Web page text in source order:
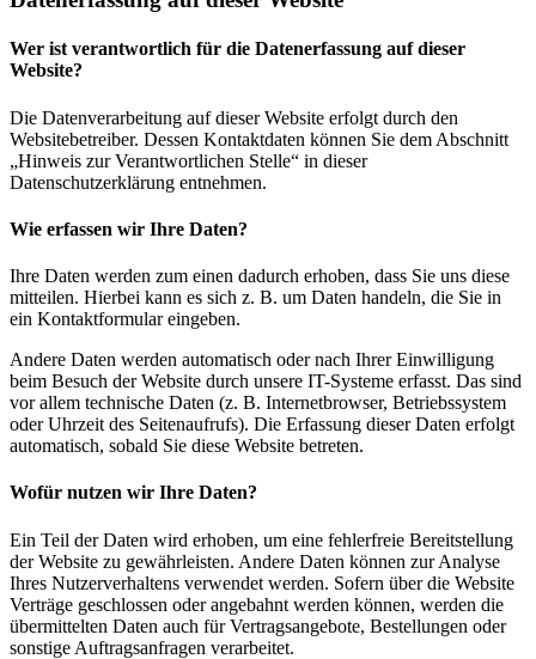
Wer ist verantwortlich für die Datenerfassung auf dieser
Website?
Die Datenverarbeitung auf dieser Website erfolgt durch den
Websitebetreiber. Dessen Kontaktdaten können Sie dem Abschnitt
„Hinweis zur Verantwortlichen Stelle“ in dieser
Datenschutzerklärung entnehmen.
Wie erfassen wir Ihre Daten?
Ihre Daten werden zum einen dadurch erhoben, dass Sie uns diese
mitteilen. Hierbei kann es sich z. B. um Daten handeln, die Sie in
ein Kontaktformular eingeben.
Andere Daten werden automatisch oder nach Ihrer Einwilligung
beim Besuch der Website durch unsere IT-Systeme erfasst. Das sind
vor allem technische Daten (z. B. Internetbrowser, Betriebssystem
oder Uhrzeit des Seitenaufrufs). Die Erfassung dieser Daten erfolgt
automatisch, sobald Sie diese Website betreten.
Wofür nutzen wir Ihre Daten?
Ein Teil der Daten wird erhoben, um eine fehlerfreie Bereitstellung
der Website zu gewährleisten. Andere Daten können zur Analyse
Ihres Nutzerverhaltens verwendet werden. Sofern über die Website
Verträge geschlossen oder angebahnt werden können, werden die
übermittelten Daten auch für Vertragsangebote, Bestellungen oder
sonstige Auftragsanfragen verarbeitet.